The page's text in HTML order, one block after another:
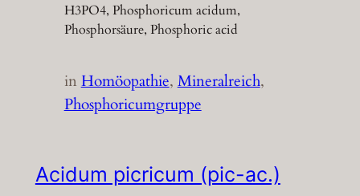
H3PO4, Phosphoricum acidum,
Phosphorsäure, Phosphoric acid
inHomöopathie, Mineralreich
Phosphoricumgruppe
Acidum picricum (pic-ac.)